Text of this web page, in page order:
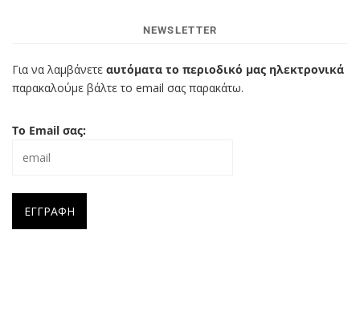
NEWSLETTER
Για να λαμβάνετε αυτόματα το περιοδικό μας ηλεκτρονικά
παρακαλούμε βάλτε το email σας παρακάτω.
Το Email σας: